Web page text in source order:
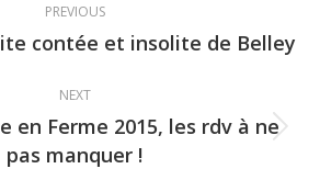
PREVIOUS
Previous
contée et insolite de Belley
NEXT
Next
post:
en Ferme 2015, les rdv à ne
pas manquer !